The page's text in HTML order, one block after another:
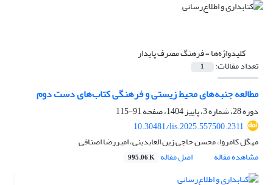
کلیدواژه‌ها =فرهنگ مصرف پایدار
تعداد مقالات: 1
مطالعه جنبه‌های محیط زیستی و فرهنگی کتاب‌های دست دوم
دوره 28، شماره 3، پاییز 1404، صفحه
91-115
10.30481/lis.2025.557500.2311
مهگل کامروا، محسن حاجی زین العابدینی، امیررضا اصنافی
مشاهده مقاله
اصل مقاله 995.06 K